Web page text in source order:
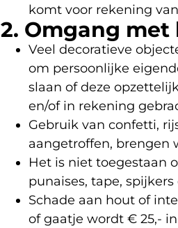
komt voor rekening
2. Omgang
Veel decoratieve
om persoonlijke
slaan of deze
en/of in rekening
Gebruik van confetti,
aangetroffen, brengen
Het is niet toegestaan
punaises, tape,
Schade aan hout of
of gaatje wordt € 25,-